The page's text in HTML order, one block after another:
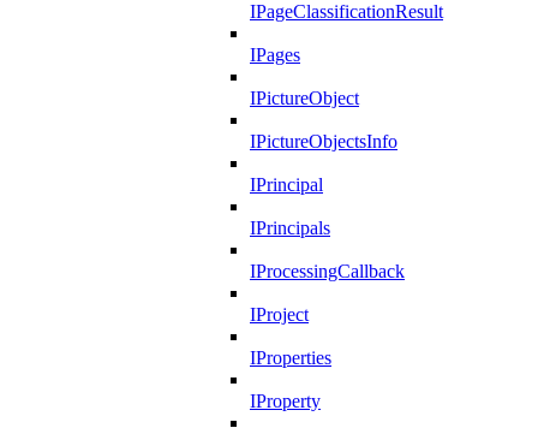
IPageClassificationResult
IPages
IPictureObject
IPictureObjectsInfo
IPrincipal
IPrincipals
IProcessingCallback
IProject
IProperties
IProperty